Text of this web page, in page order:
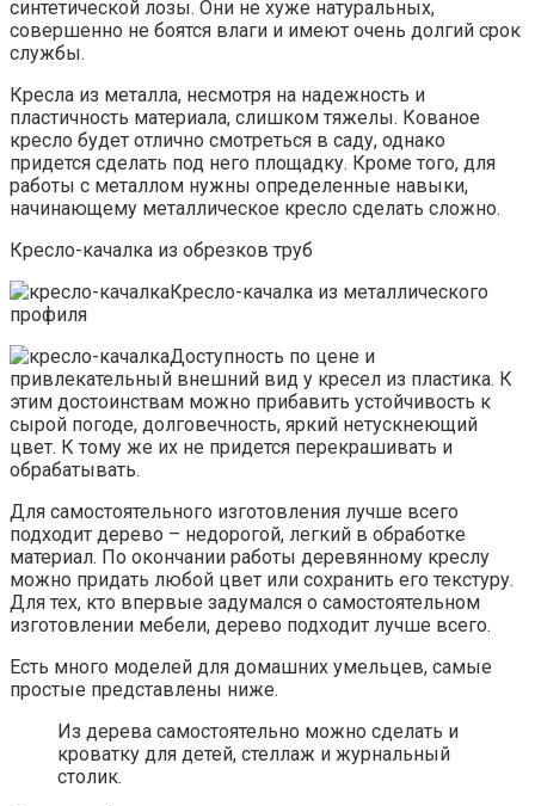
синтетической лозы. Они не хуже натуральных,
совершенно не боятся влаги и имеют очень долгий срок
службы.
Кресла из металла, несмотря на надежность и
пластичность материала, слишком тяжелы. Кованое
кресло будет отлично смотреться в саду, однако
придется сделать под него площадку. Кроме того, для
работы с металлом нужны определенные навыки,
начинающему металлическое кресло сделать сложно.
Кресло-качалка из обрезков труб
Кресло-качалка из металлического
профиля
Доступность по цене и
привлекательный внешний вид у кресел из пластика. К
этим достоинствам можно прибавить устойчивость к
сырой погоде, долговечность, яркий нетускнеющий
цвет. К тому же их не придется перекрашивать и
обрабатывать.
Для самостоятельного изготовления лучше всего
подходит дерево – недорогой, легкий в обработке
материал. По окончании работы деревянному креслу
можно придать любой цвет или сохранить его текстуру.
Для тех, кто впервые задумался о самостоятельном
изготовлении мебели, дерево подходит лучше всего.
Есть много моделей для домашних умельцев, самые
простые представлены ниже.
Из дерева самостоятельно можно сделать и
кроватку для детей, стеллаж и журнальный
столик.